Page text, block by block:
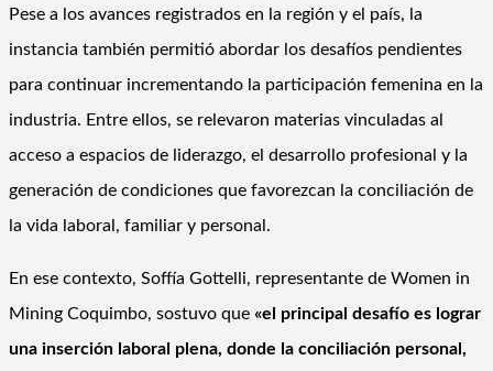
Pese a los avances registrados en la región y el país, la
instancia también permitió abordar los desafíos pendientes
para continuar incrementando la participación femenina en la
industria. Entre ellos, se relevaron materias vinculadas al
acceso a espacios de liderazgo, el desarrollo profesional y la
generación de condiciones que favorezcan la conciliación de
la vida laboral, familiar y personal.
En ese contexto, Soffía Gottelli, representante de Women in
Mining Coquimbo, sostuvo que «el principal desafío es lograr
una inserción laboral plena, donde la conciliación personal,